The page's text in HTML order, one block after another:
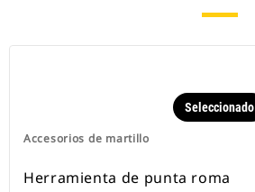
Accesorios de martillo
Seleccionado
Herramienta de punta roma